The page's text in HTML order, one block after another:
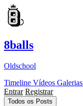
8balls
Oldschool
Timeline Vídeos Galerias
Entrar Registrar
Todos os Posts